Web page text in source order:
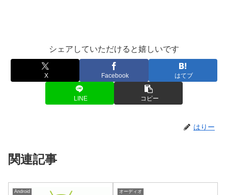
シェアしていただけると嬉しいです
X Facebook はてブ
LINE コピー
はりー
関連記事
Android オーディオ